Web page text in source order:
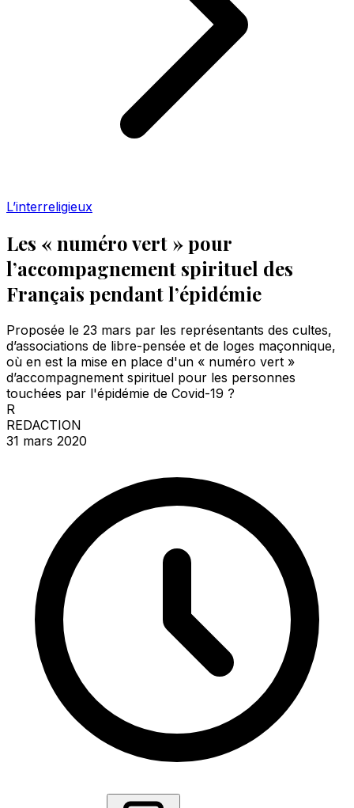
L’interreligieux
Les « numéro vert » pour
l’accompagnement spirituel des
Français pendant l’épidémie
Proposée le 23 mars par les représentants des cultes,
d’associations de libre-pensée et de loges maçonnique,
où en est la mise en place d'un « numéro vert »
d’accompagnement spirituel pour les personnes
touchées par l'épidémie de Covid-19 ?
R
REDACTION
31 mars 2020